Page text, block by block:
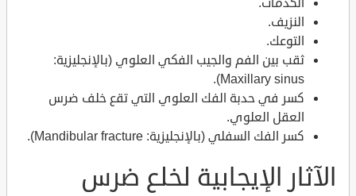
النزيف.
التوعك.
ثقب بين الفم والجيب الفكي العلوي (بالإنجليزية:
Maxillary sinus).
كسر في حدبة الفك العلوي التي تقع خلف ضرس
العقل العلوي.
كسر الفك السفلي (بالإنجليزية: Mandibular fracture).
الآثار الإيجابية لخلع ضرس